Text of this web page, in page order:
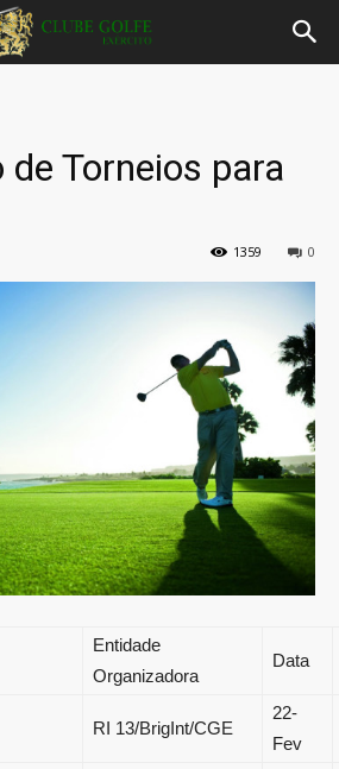
de Torneios para
0
1359
Entidade
Organizadora
Data
RI 13/BrigInt/CGE
22-
Fev